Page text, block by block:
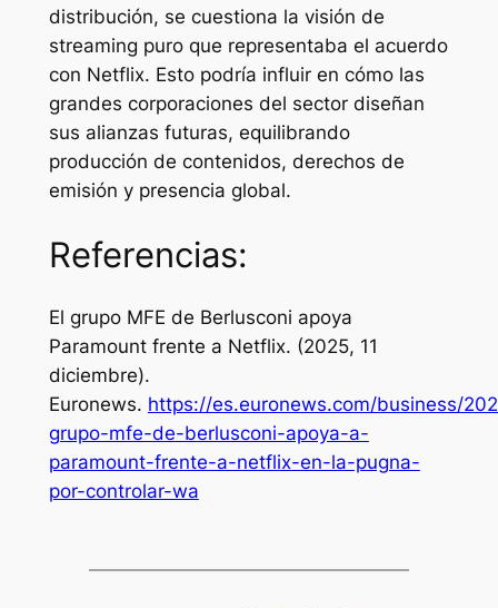
distribución, se cuestiona la visión de
streaming puro que representaba el acuerdo
con Netflix. Esto podría influir en cómo las
grandes corporaciones del sector diseñan
sus alianzas futuras, equilibrando
producción de contenidos, derechos de
emisión y presencia global.
Referencias:
El grupo MFE de Berlusconi apoya
Paramount frente a Netflix. (2025, 11
diciembre).
Euronews. https://es.euronews.com/business/
grupo-mfe-de-berlusconi-apoya-a-
paramount-frente-a-netflix-en-la-pugna-
por-controlar-wa